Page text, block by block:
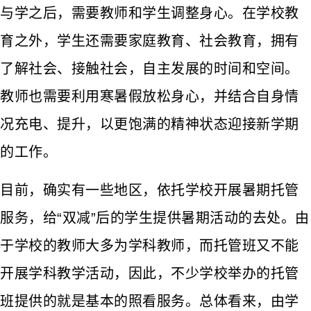
与学之后，需要教师和学生调整身心。在学校教
育之外，学生还需要家庭教育、社会教育，拥有
了解社会、接触社会，自主发展的时间和空间。
教师也需要利用寒暑假放松身心，并结合自身情
况充电、提升，以更饱满的精神状态迎接新学期
的工作。
目前，确实有一些地区，依托学校开展暑期托管
服务，给“双减”后的学生提供暑期活动的去处。由
于学校的教师大多为学科教师，而托管班又不能
开展学科教学活动，因此，不少学校举办的托管
班提供的就是基本的照看服务。总体看来，由学